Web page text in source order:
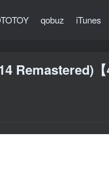
qobuz iTunes
Remastered)